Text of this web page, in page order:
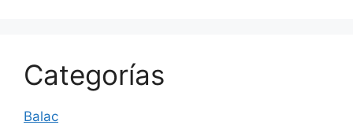
Categorías
Balac